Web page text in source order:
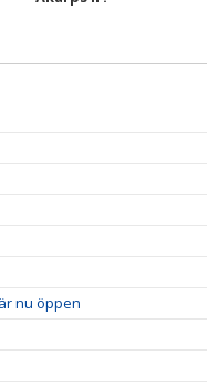
nu öppen